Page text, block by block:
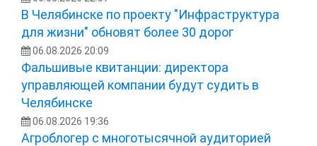
В Челябинске по проекту "Инфраструктура
для жизни" обновят более 30 дорог
06.08.2026 20:09
Фальшивые квитанции: директора
управляющей компании будут судить в
Челябинске
06.08.2026 19:36
Агроблогер с многотысячной аудиторией